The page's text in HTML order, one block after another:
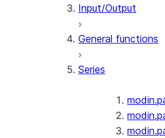
Input/Output
General functions
Series